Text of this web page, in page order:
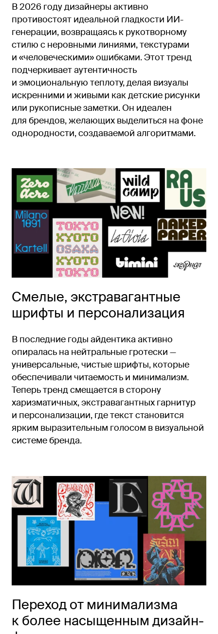
В 2026 году дизайнеры активно
противостоят идеальной гладкости ИИ-
генерации, возвращаясь к рукотворному
стилю с неровными линиями, текстурами
и «человеческими» ошибками. Этот тренд
подчеркивает аутентичность
и эмоциональную теплоту, делая визуалы
искренними и живыми как детские рисунки
или рукописные заметки. Он идеален
для брендов, желающих выделиться на фоне
однородности, создаваемой алгоритмами.
Смелые, экстравагантные
шрифты и персонализация
В последние годы айдентика активно
опиралась на нейтральные гротески —
универсальные, чистые шрифты, которые
обеспечивали читаемость и минимализм.
Теперь тренд смещается в сторону
харизматичных, экстравагантных гарнитур
и персонализации, где текст становится
ярким выразительным голосом в визуальной
системе бренда.
Переход от минимализма
к более насыщенным дизайн-